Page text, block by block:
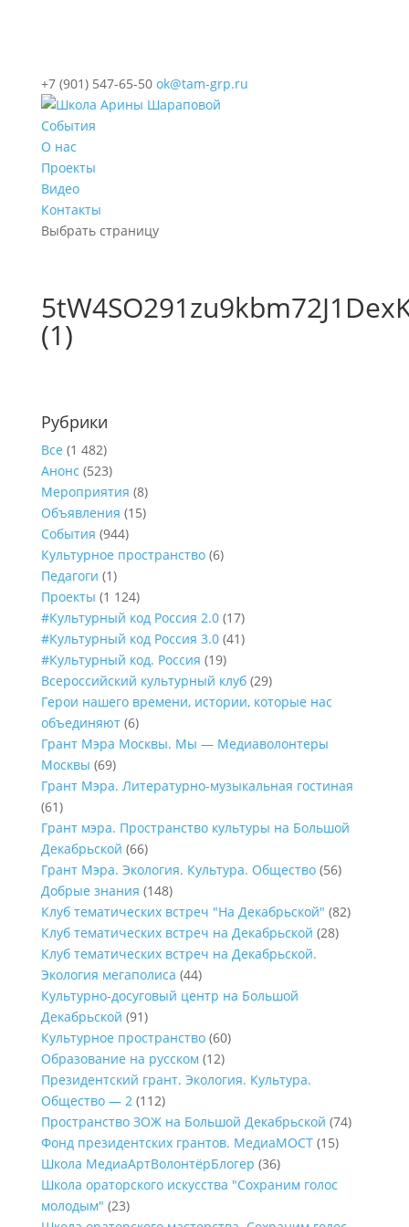
+7 (901) 547-65-50 ok@tam-grp.ru
События
О нас
Проекты
Видео
Контакты
Выбрать страницу
(1)
Рубрики
Все (1 482)
Анонс (523)
Мероприятия (8)
Объявления (15)
События (944)
Культурное пространство(6)
Педагоги (1)
Проекты (1 124)
#Культурный код Россия 2.0(17)
#Культурный код Россия 3.0(41)
#Культурный код. Россия (19)
Всероссийский культурный клуб(29)
Герои нашего времени, истории, которые нас
объединяют(6)
Грант Мэра Москвы. Мы — Медиаволонтеры
Москвы (69)
Грант Мэра. Литературно-музыкальная гостиная
(61)
Грант мэра. Пространство культуры на Большой
Декабрьской (66)
Грант Мэра. Экология. Культура. Общество(56)
Добрые знания (148)
Клуб тематических встреч "На Декабрьской" (82)
Клуб тематических встреч на Декабрьской (28)
Клуб тематических встреч на Декабрьской.
Экология мегаполиса (44)
Культурно-досуговый центр на Большой
Декабрьской (91)
Культурное пространство(60)
Образование на русском (12)
Президентский грант. Экология. Культура.
Общество — 2(112)
Пространство ЗОЖ на Большой Декабрьской (74)
Фонд президентских грантов. МедиаМОСТ(15)
Школа МедиаАртВолонтёрБлогер (36)
Школа ораторского искусства "Сохраним голос
молодым" (23)